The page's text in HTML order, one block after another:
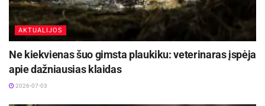
AKTUALIJOS
Ne kiekvienas šuo gimsta plaukiku: veterinaras įspėja
apie dažniausias klaidas
2026-07-03